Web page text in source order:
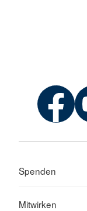
Spenden
Mitwirken